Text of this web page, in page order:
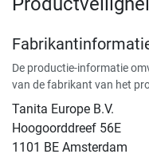
De productie-informatie
van de fabrikant van het
Tanita Europe B.V.
Hoogoorddreef 56E
1101 BE Amsterdam